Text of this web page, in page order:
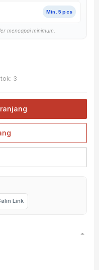
Min. 5 pcs
mencapai minimum.
3
Link